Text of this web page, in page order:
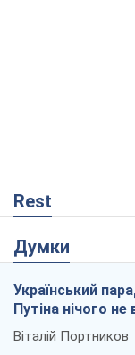
Rest
Думки
Український
Путіна нічого
Віталій Портников